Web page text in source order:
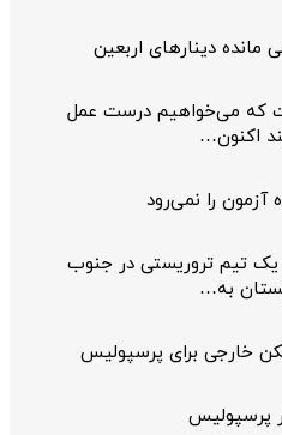
مانده دینارهای اربعین
سال است که می‌خواهیم درست عمل
اکنون…
آزمون را نمی‌رود
یک تیم تروریستی در جنوب
به…
خارجی برای پرسپولیس
پرسپولیس